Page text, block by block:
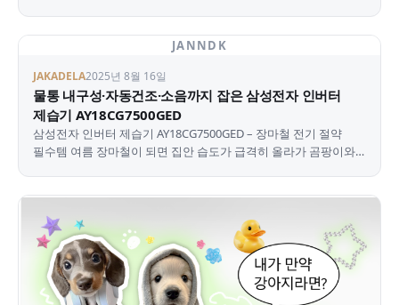
JANNDK
JAKADELA2025년 8월 16일
물통 내구성·자동건조·소음까지 잡은 삼성전자 인버터
제습기 AY18CG7500GED
삼성전자 인버터 제습기 AY18CG7500GED – 장마철 전기 절약
필수템 여름 장마철이 되면 집안 습도가 급격히 올라가 곰팡이와